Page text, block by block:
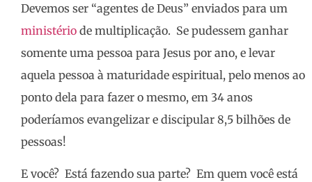
Devemos ser “agentes de Deus” enviados para um
ministério de multiplicação. Se pudessem ganhar
somente uma pessoa para Jesus por ano, e levar
aquela pessoa à maturidade espiritual, pelo menos ao
ponto dela para fazer o mesmo, em 34 anos
poderíamos evangelizar e discipular 8,5 bilhões de
pessoas!
E você? Está fazendo sua parte? Em quem você está